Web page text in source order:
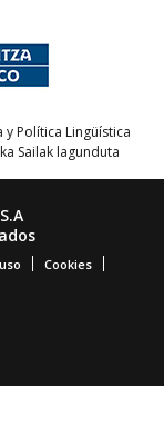
Política Lingüística
Sailak lagunduta
Cookies